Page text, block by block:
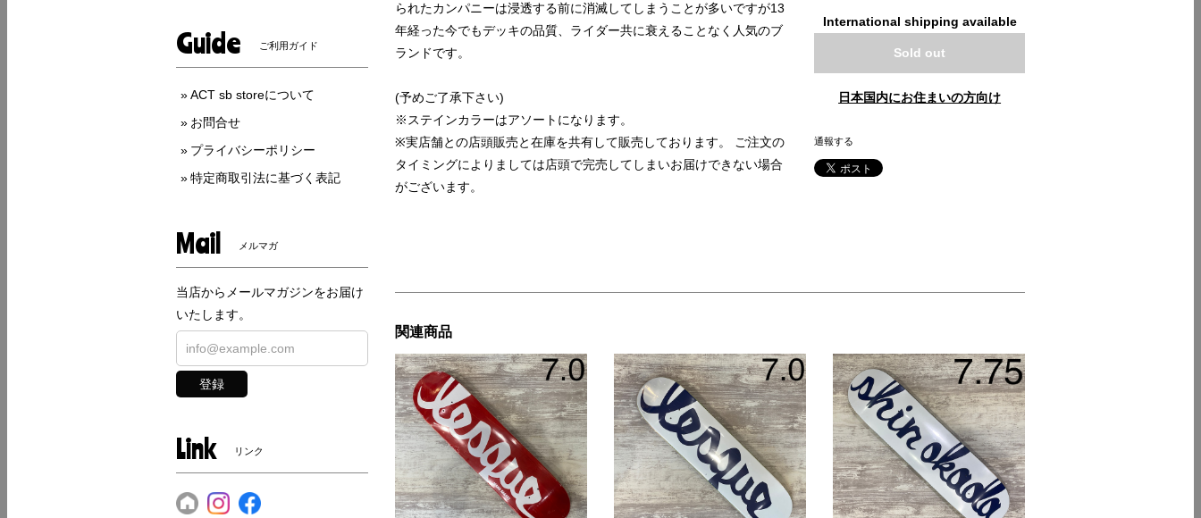
られたカンパニーは浸透する前に消滅してしまうことが多いですが13
年経った今でもデッキの品質、ライダー共に衰えることなく人気のブ
ランドです。
(予めご了承下さい)
※ステインカラーはアソートになります。
※実店舗との店頭販売と在庫を共有して販売しております。 ご注文の
タイミングによりましては店頭で完売してしまいお届けできない場合
がございます。
International shipping available
Sold out
日本国内にお住まいの方向け
通報する
関連商品
Guide ご利用ガイド
ACT sb storeについて
お問合せ
プライバシーポリシー
特定商取引法に基づく表記
Mail メルマガ
当店からメールマガジンをお届け
いたします。
登録
Link リンク